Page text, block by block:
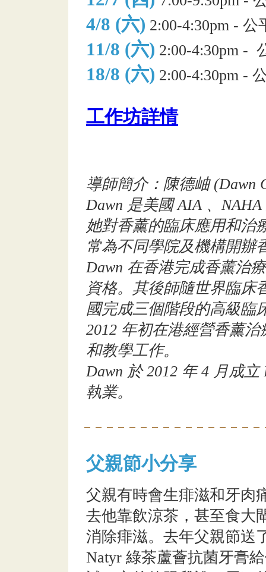
4/8 (六) 2:00-4:30pm -
11/8 (六) 2:00-4:30pm -
18/8 (六) 2:00-4:30pm -
工作坊詳情
導師簡介：陳德岫 (Dawn
Dawn 是美國 AIA 、
她對香薰的臨床應用和治
常為不同學院及機構開辦
Dawn 在香港完成香薰治
資格。其後師隨世界臨床
國完成三個階段的高級臨
2012 年初在港經營香薰
和教學工作。
Dawn 於 2012 年 4 月成立
執業。
父親節小分享
父親有時會生痱滋和牙肉
去他靠飲涼茶，甚至食大
消除痱滋。去年父親節送
Natyr 綠茶蘆薈抗菌牙膏